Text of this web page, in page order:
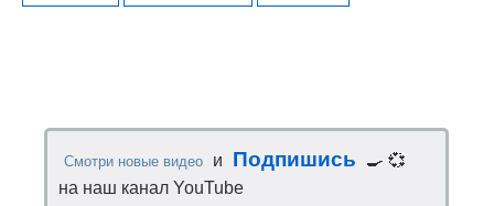
Смотри новые видео и Подпишись
🍳 💞
на наш канал YouTube